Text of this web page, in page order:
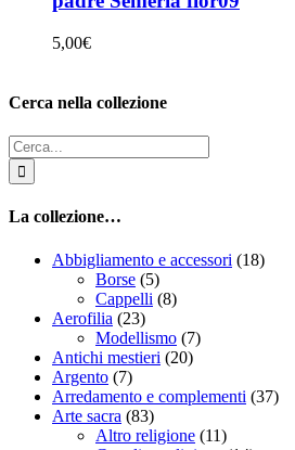
5,00€
Cerca nella collezione
Cerca
per:
La collezione…
Abbigliamento e accessori (18)
Borse (5)
Cappelli (8)
Aerofilia (23)
Modellismo (7)
Antichi mestieri (20)
Argento (7)
Arredamento e complementi (37)
Arte sacra (83)
Altro religione (11)